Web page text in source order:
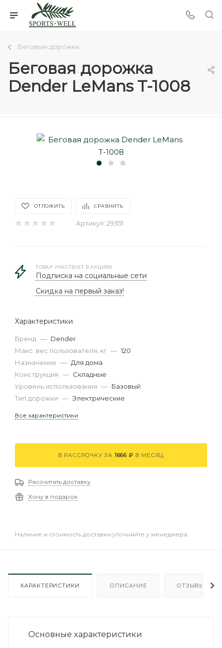
Беговые дорожки
Беговая дорожка
Dender LeMans T-1008
ОТЛОЖИТЬ СРАВНИТЬ
Артикул: 29351
ТОВАР УЧАСТВУЕТ В АКЦИЯХ
Подписка на социальные сети
Скидка на первый заказ!
Характеристики
Бренд — Dender
Макс. вес пользователя, кг — 120
Назначение — Для дома
Конструкция — Складные
Уровень использования — Базовый
Тип дорожки — Электрические
Все характеристики
В РАССРОЧКУ ЗА 1666 ₽ В МЕСЯЦ
Рассчитать доставку
Хочу в подарок
Наличие и стоимость доставки уточняйте у менеджера.
ХАРАКТЕРИСТИКИ ОПИСАНИЕ ОТЗЫВЫ
Основные xарактеристики